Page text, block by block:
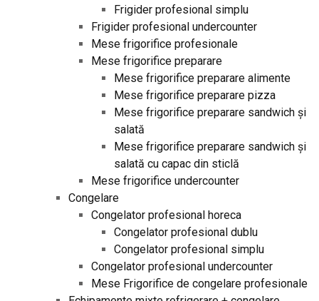
Frigider profesional simplu
Frigider profesional undercounter
Mese frigorifice profesionale
Mese frigorifice preparare
Mese frigorifice preparare alimente
Mese frigorifice preparare pizza
Mese frigorifice preparare sandwich și
salată
Mese frigorifice preparare sandwich și
salată cu capac din sticlă
Mese frigorifice undercounter
Congelare
Congelator profesional horeca
Congelator profesional dublu
Congelator profesional simplu
Congelator profesional undercounter
Mese Frigorifice de congelare profesionale